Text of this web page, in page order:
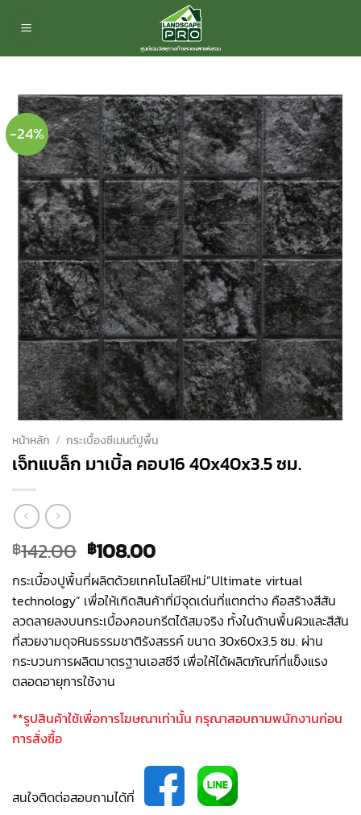
-24%
หน้าหลัก / กระเบื้องซีเมนต์ปูพื้น
เจ็ทแบล็ก มาเบิ้ล คอบ16 40x40x3.5 ซม.
฿142.00 Original
price
was:
฿142.00.
฿108.00Current
price
is:
฿108.00.
กระเบื้องปูพื้นที่ผลิตด้วยเทคโนโลยีใหม่”Ultimate virtual
technology” เพื่อให้เกิดสินค้าที่มีจุดเด่นที่แตกต่าง คือสร้างสีสัน
ลวดลายลงบนกระเบื้องคอนกรีตได้สมจริง ทั้งในด้านพื้นผิวและสีสัน
ที่สวยงามดุจหินธรรมชาติรังสรรค์ ขนาด 30x60x3.5 ซม. ผ่าน
กระบวนการผลิตมาตรฐานเอสซีจี เพื่อให้ได้ผลิตภัณฑ์ที่แข็งแรง
ตลอดอายุการใช้งาน
**รูปสินค้าใช้เพื่อการโฆษณาเท่านั้น กรุณาสอบถามพนักงานก่อน
การสั่งซื้อ
สนใจติดต่อสอบถามได้ที่